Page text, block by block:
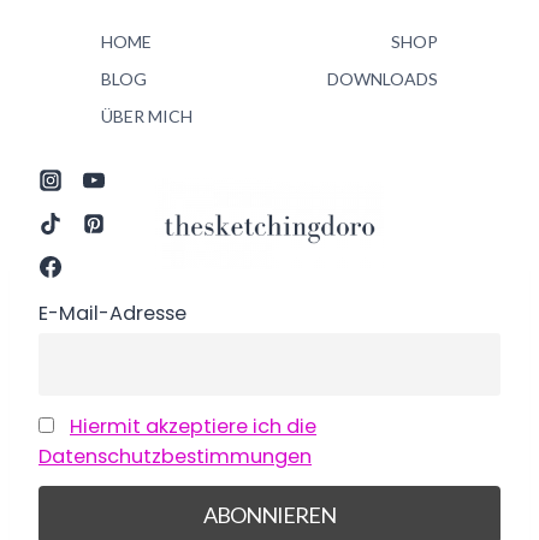
HOME
SHOP
BLOG
DOWNLOADS
ÜBER MICH
E-Mail-Adresse
Hiermit akzeptiere ich die
Datenschutzbestimmungen